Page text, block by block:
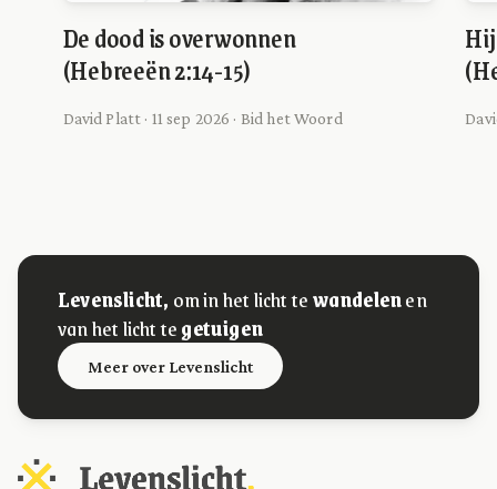
De dood is overwonnen
(Hebreeën 2:14-15)
David Platt · 11 sep 2026 · Bid het Woord
Levenslicht, om in het licht tewandelenen
van het licht tegetuigen
Meer over Levenslicht